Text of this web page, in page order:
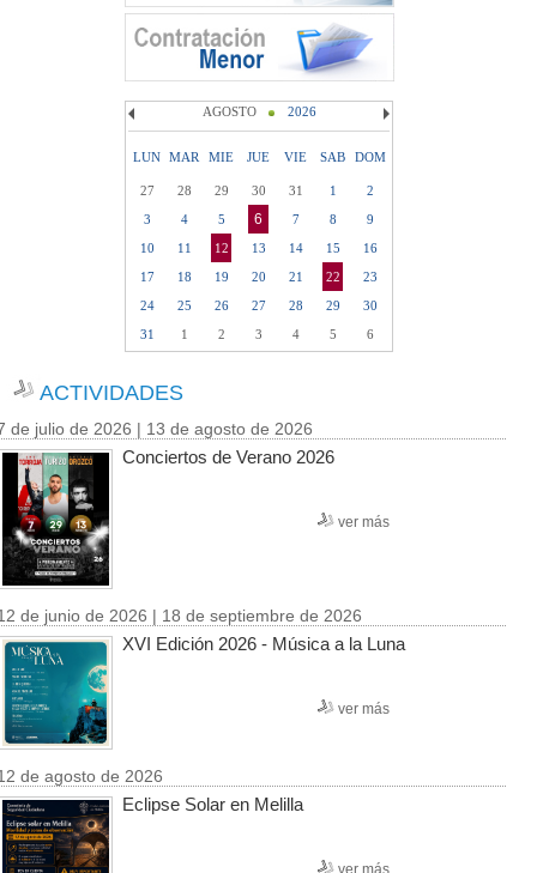
AGOSTO 2026
LUN MAR MIE JUE VIE SAB DOM
27 28 29 30 31 1
2
3
4 5 6 7 8
9
10
11 12 13 14 15
16
17
18 19 20 21 22
23
24
25 26 27 28 29
30
31
1 2 3 4 5 6
ACTIVIDADES
de julio de 2026 | 13 de agosto de 2026
Conciertos de Verano 2026
ver más
de junio de 2026 | 18 de septiembre de 2026
XVI Edición 2026 - Música a la Luna
ver más
de agosto de 2026
Eclipse Solar en Melilla